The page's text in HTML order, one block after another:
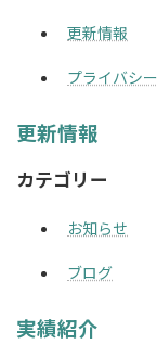
更新情報
プライバシ
更新情報
カテゴリー
お知らせ
ブログ
実績紹介